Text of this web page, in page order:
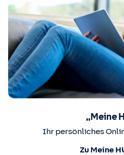
„Meine
Ihr persönliches
Zu Meine